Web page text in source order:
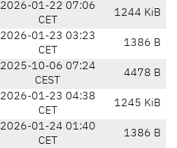
2026-01-22 07:06
CET
1244 KiB
2026-01-23 03:23
CET
1386 B
2025-10-06 07:24
CEST
4478 B
2026-01-23 04:38
CET
1245 KiB
2026-01-24 01:40
CET
1386 B